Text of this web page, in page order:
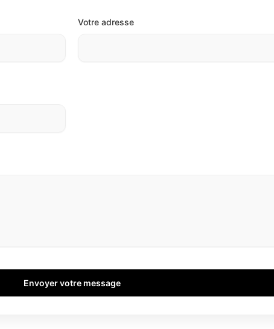
Votre adresse
Envoyer votre message